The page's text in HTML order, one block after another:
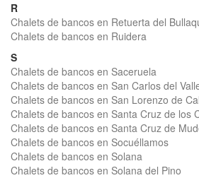
R
Chalets de bancos en Retuerta del
Chalets de bancos en Ruidera
S
Chalets de bancos en Saceruela
Chalets de bancos en San Carlos del
Chalets de bancos en San Lorenzo de
Chalets de bancos en Santa Cruz de los
Chalets de bancos en Santa Cruz de
Chalets de bancos en Socuéllamos
Chalets de bancos en Solana
Chalets de bancos en Solana del Pino